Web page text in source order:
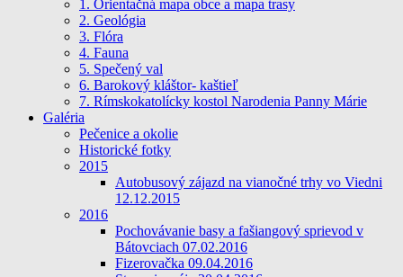
1. Orientačná mapa obce a mapa trasy
2. Geológia
3. Flóra
4. Fauna
5. Spečený val
6. Barokový kláštor- kaštieľ
7. Rímskokatolícky kostol Narodenia Panny Márie
Galéria
Pečenice a okolie
Historické fotky
2015
Autobusový zájazd na vianočné trhy vo Viedni
12.12.2015
2016
Pochovávanie basy a fašiangový sprievod v
Bátovciach 07.02.2016
Fizerovačka 09.04.2016